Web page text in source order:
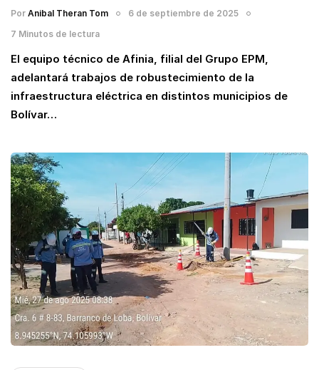
Por Anibal Theran Tom
6 de septiembre de 2025
7 Minutos de lectura
El equipo técnico de Afinia, filial del Grupo EPM,
adelantará trabajos de robustecimiento de la
infraestructura eléctrica en distintos municipios de
Bolívar…